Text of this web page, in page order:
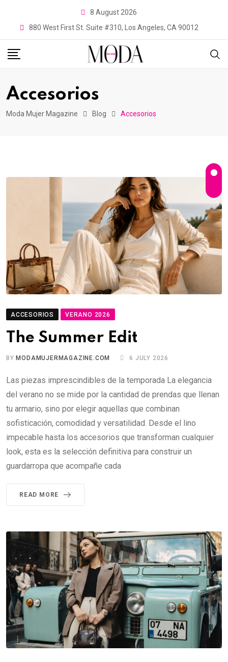
8 August 2026
880 West First St. Suite #310, Los Angeles, CA 90012
Accesorios
Moda Mujer Magazine Blog Accesorios
ACCESORIOS VERANO 2026
The Summer Edit
BYMODAMUJERMAGAZINE.COM 6 JULY 2026
Las piezas imprescindibles de la temporada La elegancia
del verano no se mide por la cantidad de prendas que llenan
tu armario, sino por elegir aquellas que combinan
sofisticación, comodidad y versatilidad. Desde el lino
impecable hasta los accesorios que transforman cualquier
look, esta es la selección definitiva para construir un
guardarropa que acompañe cada
READ MORE